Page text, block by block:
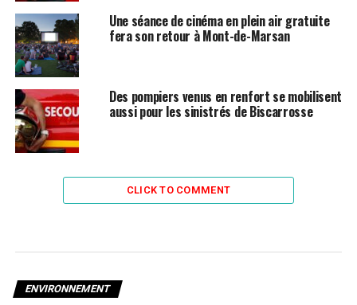
Une séance de cinéma en plein air gratuite
fera son retour à Mont-de-Marsan
Des pompiers venus en renfort se mobilisent
aussi pour les sinistrés de Biscarrosse
CLICK TO COMMENT
ENVIRONNEMENT